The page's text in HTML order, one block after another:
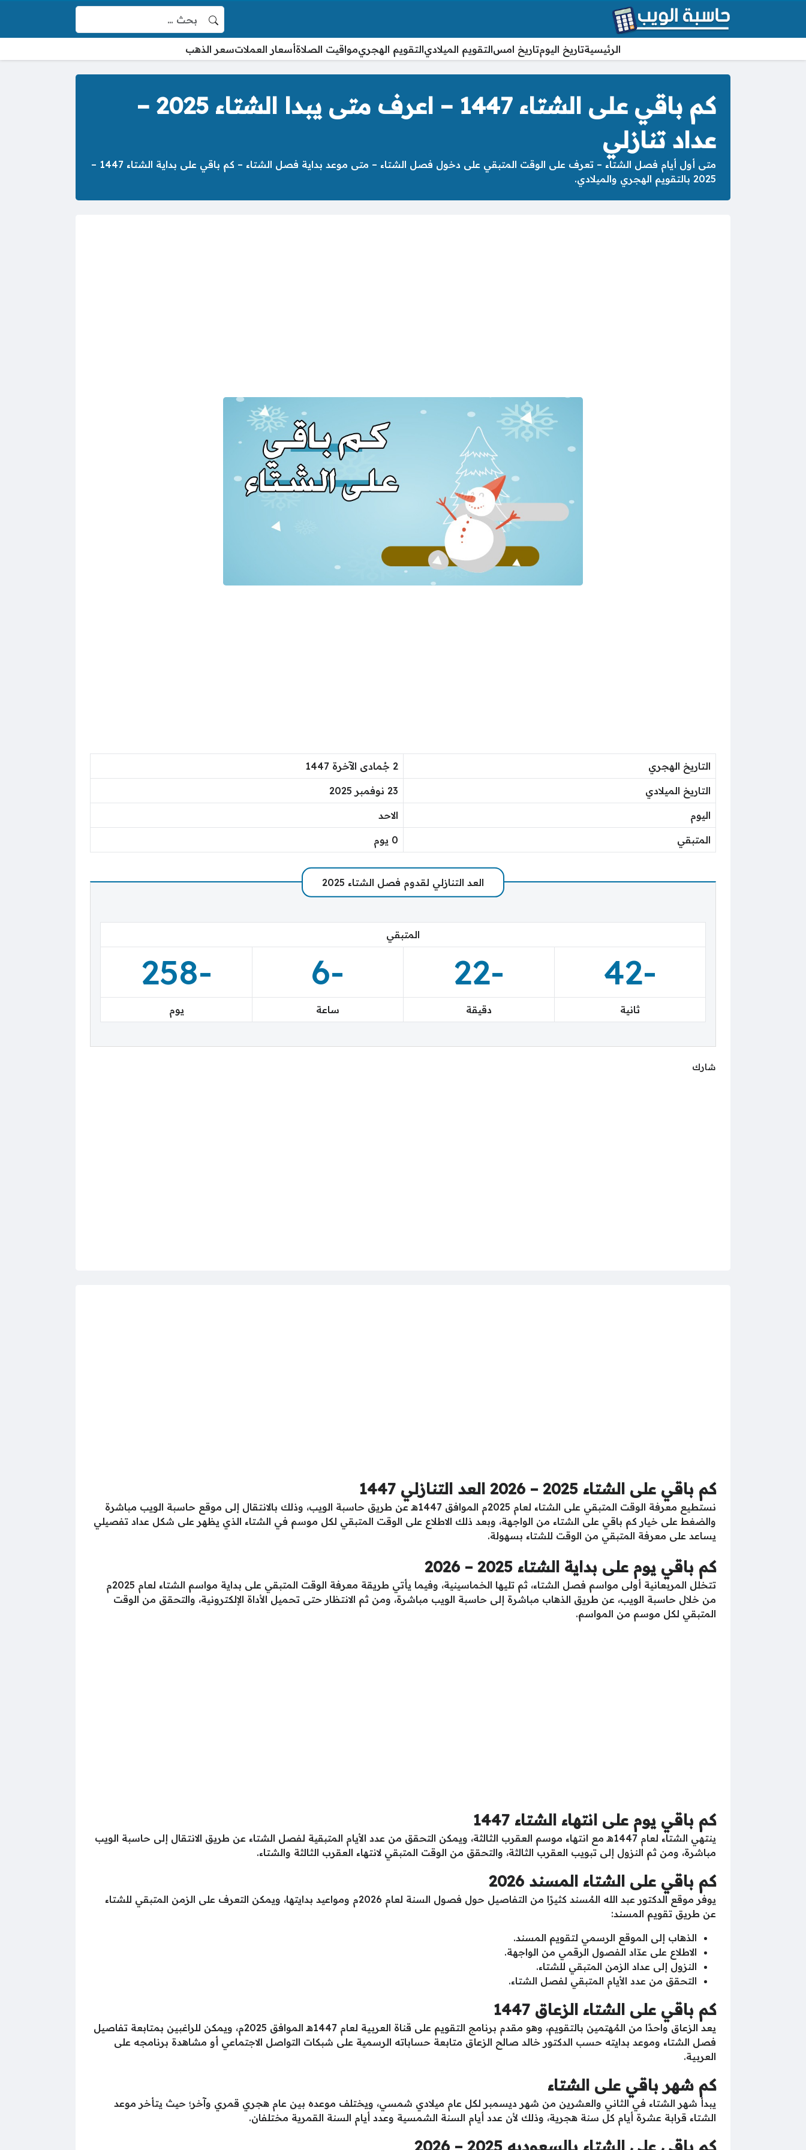
البحث عن:
الرئيسيةتاريخ اليومتاريخ امسالتقويم الميلاديالتقويم الهجريمواقيت الصلاةأسعار العملاتسعر الذهب
كم باقي على الشتاء 1447 – اعرف متى يبدا الشتاء 2025 –
عداد تنازلي
متى أول أيام فصل الشتاء – تعرف على الوقت المتبقي على دخول فصل الشتاء – متى موعد بداية فصل الشتاء – كم باقي على بداية الشتاء 1447 –
2025 بالتقويم الهجري والميلادي.
التاريخ الهجري 2 جُمادى الآخرة 1447
التاريخ الميلادي 23 نوفمبر 2025
اليوم الاحد
المتبقي 0 يوم
العد التنازلي لقدوم فصل الشتاء 2025
المتبقي
-43
-22
-6
-258
ثانية دقيقة ساعة يوم
شارك
كم باقي على الشتاء 2025 – 2026 العد التنازلي 1447
نستطيع معرفة الوقت المتبقي على الشتاء لعام 2025م الموافق 1447هـ عن طريق حاسبة الويب، وذلك بالانتقال إلى موقع حاسبة الويب مباشرة
والضغط على خيار كم باقي على الشتاء من الواجهة، وبعد ذلك الاطلاع على الوقت المتبقي لكل موسم في الشتاء الذي يظهر على شكل عداد تفصيلي
يساعد على معرفة المتبقي من الوقت للشتاء بسهولة.
كم باقي يوم على بداية الشتاء 2025 – 2026
تتخلل المربعانية أولى مواسم فصل الشتاء، ثم تليها الخماسينية، وفيما يأتي طريقة معرفة الوقت المتبقي على بداية مواسم الشتاء لعام 2025م
من خلال حاسبة الويب، عن طريق الذهاب مباشرة إلى حاسبة الويب مباشرة، ومن ثم الانتظار حتى تحميل الأداة الإلكترونية، والتحقق من الوقت
المتبقي لكل موسم من المواسم.
كم باقي يوم على انتهاء الشتاء 1447
ينتهي الشتاء لعام 1447هـ مع انتهاء موسم العقرب الثالثة، ويمكن التحقق من عدد الأيام المتبقية لفصل الشتاء عن طريق الانتقال إلى حاسبة الويب
مباشرة، ومن ثم النزول إلى تبويب العقرب الثالثة، والتحقق من الوقت المتبقي لانتهاء العقرب الثالثة والشتاء.
كم باقي على الشتاء المسند 2026
يوفر موقع الدكتور عبد الله المُسند كثيرًا من التفاصيل حول فصول السنة لعام 2026م ومواعيد بدايتها، ويمكن التعرف على الزمن المتبقي للشتاء
عن طريق تقويم المسند:
الذهاب إلى الموقع الرسمي لتقويم المسند.
الاطلاع على عدّاد الفصول الرقمي من الواجهة.
النزول إلى عداد الزمن المتبقي للشتاء.
التحقق من عدد الأيام المتبقي لفصل الشتاء.
كم باقي على الشتاء الزعاق 1447
يعد الزعاق واحدًا من المُهتمين بالتقويم، وهو مقدم برنامج التقويم على قناة العربية لعام 1447هـ الموافق 2025م، ويمكن للراغبين بمتابعة تفاصيل
فصل الشتاء وموعد بدايته حسب الدكتور خالد صالح الزعاق متابعة حساباته الرسمية على شبكات التواصل الاجتماعي أو مشاهدة برنامجه على
العربية.
كم شهر باقي على الشتاء
يبدأ شهر الشتاء في الثاني والعشرين من شهر ديسمبر لكل عام ميلادي شمسي، ويختلف موعده بين عام هجري قمري وآخر؛ حيث يتأخر موعد
الشتاء قرابة عشرة أيام كل سنة هجرية، وذلك لأن عدد أيام السنة الشمسية وعدد أيام السنة القمرية مختلفان.
كم باقي على الشتاء بالسعوديه 2025 – 2026